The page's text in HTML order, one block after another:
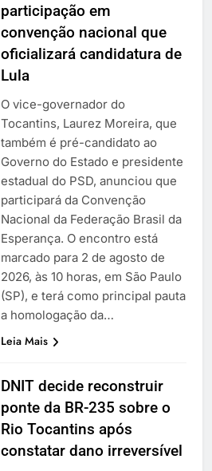
participação em
convenção nacional que
oficializará candidatura de
Lula
O vice-governador do
Tocantins, Laurez Moreira, que
também é pré-candidato ao
Governo do Estado e presidente
estadual do PSD, anunciou que
participará da Convenção
Nacional da Federação Brasil da
Esperança. O encontro está
marcado para 2 de agosto de
2026, às 10 horas, em São Paulo
(SP), e terá como principal pauta
a homologação da…
Leia Mais
DNIT decide reconstruir
ponte da BR-235 sobre o
Rio Tocantins após
constatar dano irreversível